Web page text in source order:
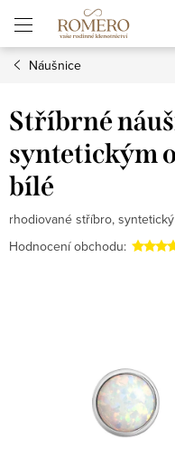
obsah
Náušnice
Stříbrné
syntetickým
bílé
rhodiované stříbro,
Hodnocení obchodu: